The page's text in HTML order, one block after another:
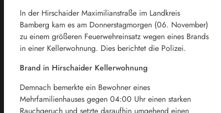
In der Hirschaider Maximilianstraße im Landkreis
Bamberg kam es am Donnerstagmorgen (06. November)
zu einem größeren Feuerwehreinsatz wegen eines Brands
in einer Kellerwohnung. Dies berichtet die Polizei.
Brand in Hirschaider Kellerwohnung
Demnach bemerkte ein Bewohner eines
Mehrfamilienhauses gegen 04:00 Uhr einen starken
Rauchgeruch und setzte daraufhin umgehend einen